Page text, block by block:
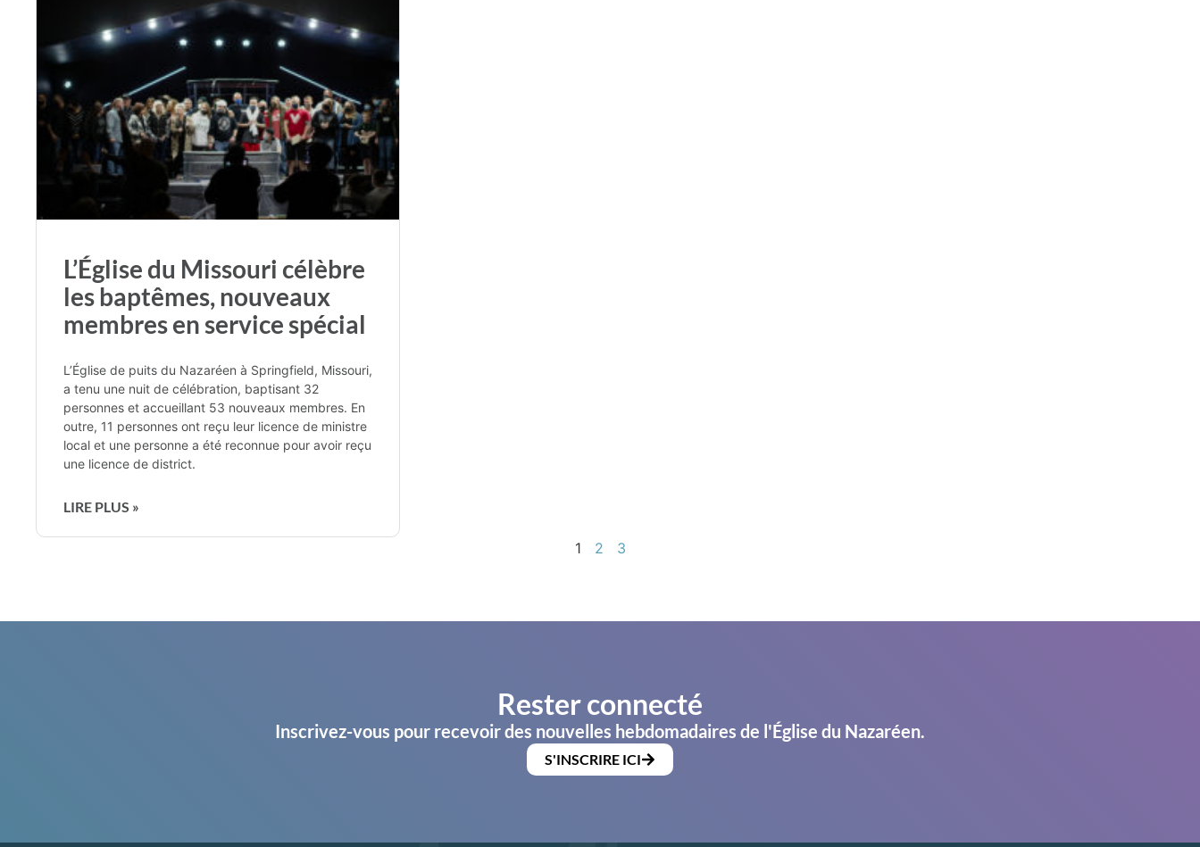
L’Église du Missouri célèbre
les baptêmes, nouveaux
membres en service spécial
L’Église de puits du Nazaréen à Springfield, Missouri,
a tenu une nuit de célébration, baptisant 32
personnes et accueillant 53 nouveaux membres. En
outre, 11 personnes ont reçu leur licence de ministre
local et une personne a été reconnue pour avoir reçu
une licence de district.
LIRE PLUS »
1 2 3
Rester connecté
Inscrivez-vous pour recevoir des nouvelles hebdomadaires de l'Église du Nazaréen.
S'INSCRIRE ICI